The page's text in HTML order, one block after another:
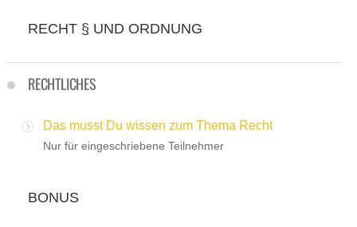
RECHT § UND ORDNUNG
RECHTLICHES
Das musst Du wissen zum Thema Recht
Nur für eingeschriebene Teilnehmer
BONUS